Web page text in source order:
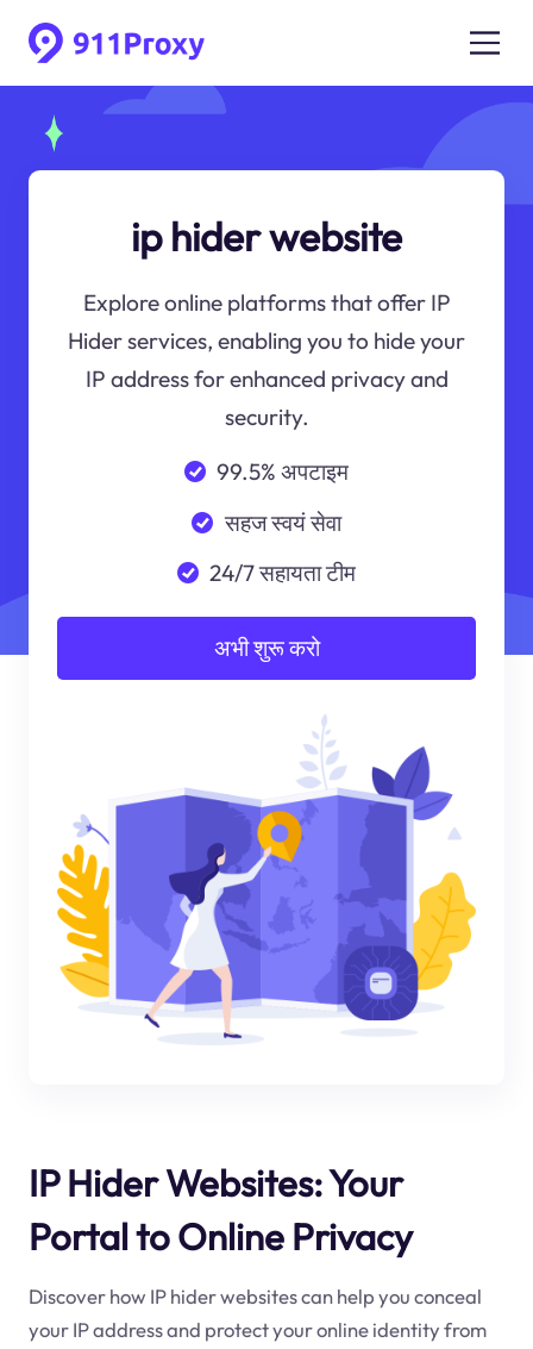
ip hider website
Explore online platforms that offer IP
Hider services, enabling you to hide your
IP address for enhanced privacy and
security.
99.5% अपटाइम
सहज स्वयं सेवा
24/7 सहायता टीम
अभी शुरू करो
IP Hider Websites: Your
Portal to Online Privacy
Discover how IP hider websites can help you conceal
your IP address and protect your online identity from